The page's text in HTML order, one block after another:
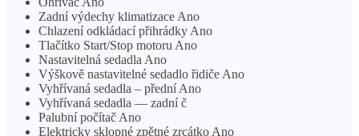
Zadní výdechy klimatizace Ano
Chlazení odkládací přihrádky Ano
Tlačítko Start/Stop motoru Ano
Nastavitelná sedadla Ano
Výškově nastavitelné sedadlo řidiče Ano
Vyhřívaná sedadla – přední Ano
Vyhřívaná sedadla — zadní č
Palubní počítač Ano
Elektricky sklopné zpětné zrcátko Ano